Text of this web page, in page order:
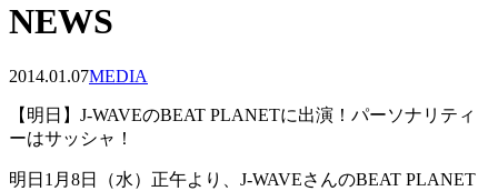
NEWS
2014.01.07MEDIA
【明日】J-WAVEのBEAT PLANETに出演！パーソナリティ
ーはサッシャ！
明日1月8日（水）正午より、J-WAVEさんのBEAT PLANET